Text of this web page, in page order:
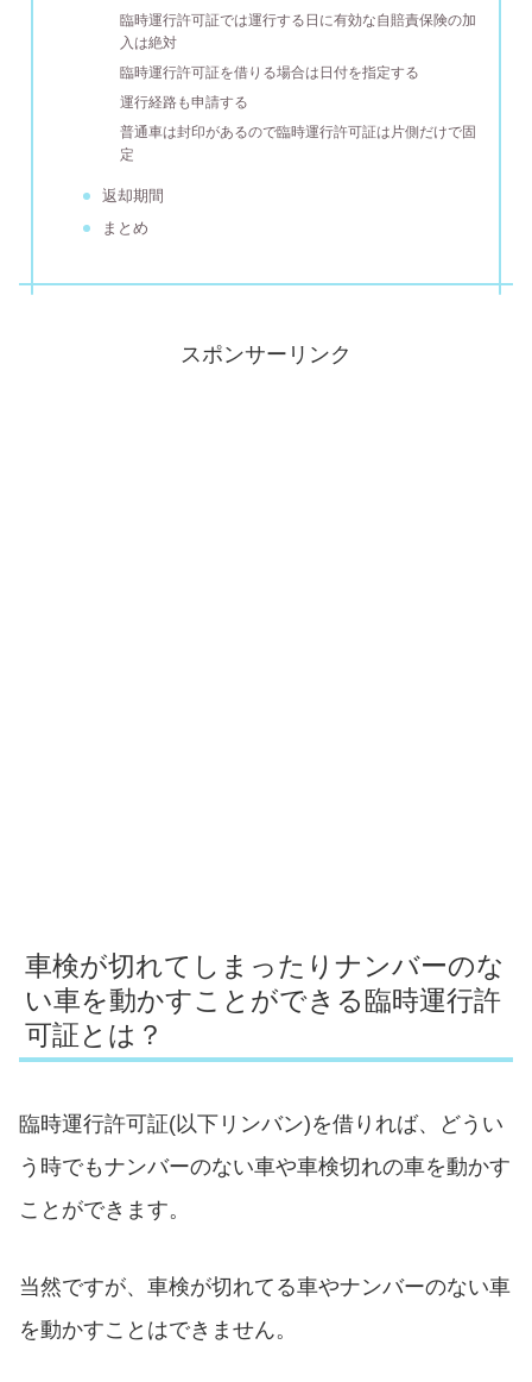
臨時運行許可証では運行する日に有効な自賠責保険の加
入は絶対
臨時運行許可証を借りる場合は日付を指定する
運行経路も申請する
普通車は封印があるので臨時運行許可証は片側だけで固
定
返却期間
まとめ
スポンサーリンク
車検が切れてしまったりナンバーのな
い車を動かすことができる臨時運行許
可証とは？
臨時運行許可証(以下リンバン)を借りれば、どうい
う時でもナンバーのない車や車検切れの車を動かす
ことができます。
当然ですが、車検が切れてる車やナンバーのない車
を動かすことはできません。